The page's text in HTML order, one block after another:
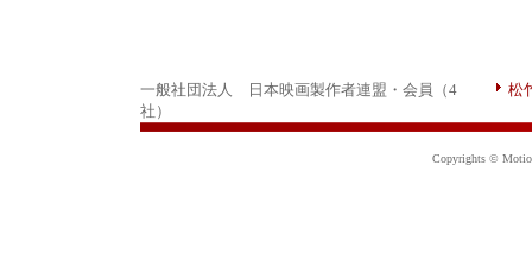
一般社団法人 日本映画製作者連盟・会員（4
社）
松
Copyrights ©